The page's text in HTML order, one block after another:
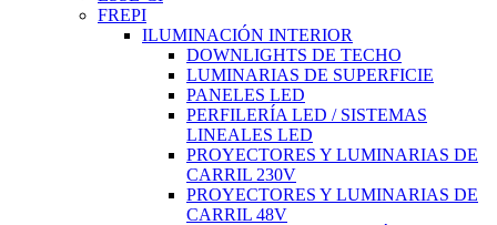
FREPI
ILUMINACIÓN INTERIOR
DOWNLIGHTS DE TECHO
LUMINARIAS DE SUPERFICIE
PANELES LED
PERFILERÍA LED / SISTEMAS
LINEALES LED
PROYECTORES Y LUMINARIAS DE
CARRIL 230V
PROYECTORES Y LUMINARIAS DE
CARRIL 48V